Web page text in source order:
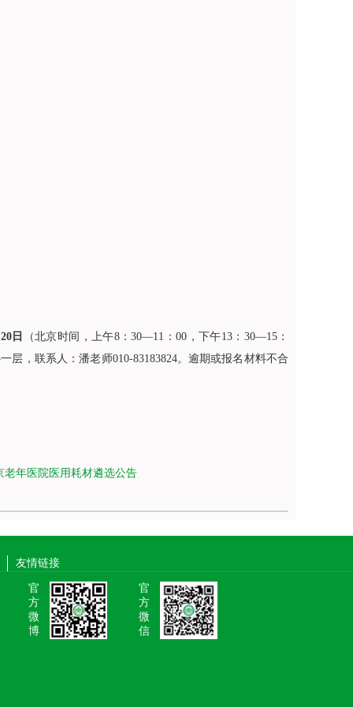
日
（北京时间，上午8：30—11：00，下午13：30—15：
，联系人：潘老师010-83183824。逾期或报名材料不合
老年医院医用耗材遴选公告
友情链接
官
方
微
博
官
方
微
信